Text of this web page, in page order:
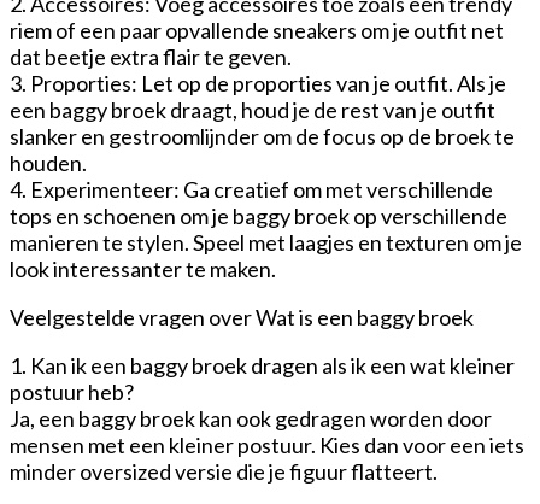
riem of een paar opvallende sneakers om je outfit net
dat beetje extra flair te geven.
3. Proporties: Let op de proporties van je outfit. Als je
een baggy broek draagt, houd je de rest van je outfit
slanker en gestroomlijnder om de focus op de broek te
houden.
4. Experimenteer: Ga creatief om met verschillende
tops en schoenen om je baggy broek op verschillende
manieren te stylen. Speel met laagjes en texturen om je
look interessanter te maken.
Veelgestelde vragen over Wat is een baggy broek
1. Kan ik een baggy broek dragen als ik een wat kleiner
postuur heb?
Ja, een baggy broek kan ook gedragen worden door
mensen met een kleiner postuur. Kies dan voor een iets
minder oversized versie die je figuur flatteert.